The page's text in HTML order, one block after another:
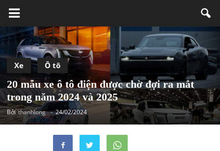
Xe Ô tô
20 mẫu xe ô tô điện được chờ đợi ra mắt
trong năm 2024 và 2025
Bởithanhlong - 24/02/2024